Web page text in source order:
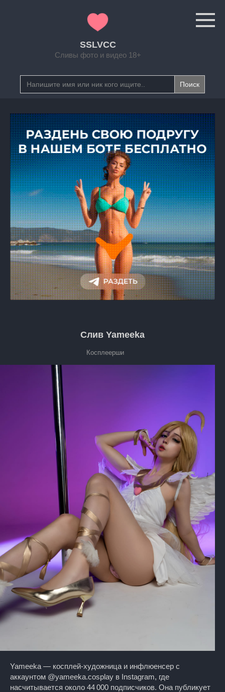
SSLVCC
Сливы фото и видео 18+
Search
for:
Слив Yameeka
Косплеерши
Yameeka — косплей-художница и инфлюенсер с
аккаунтом @yameeka.cosplay в Instagram, где
насчитывается около 44 000 подписчиков. Она публикует